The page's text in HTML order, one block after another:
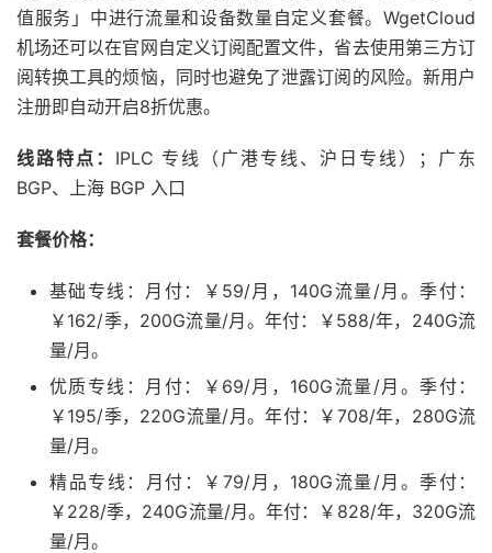
值服务」中进行流量和设备数量自定义套餐。WgetCloud
机场还可以在官网自定义订阅配置文件，省去使用第三方订
阅转换工具的烦恼，同时也避免了泄露订阅的风险。新用户
注册即自动开启8折优惠。
线路特点： IPLC 专线（广港专线、沪日专线）；广东
BGP、上海 BGP 入口
套餐价格：
基础专线：月付：￥59/月，140G流量/月。季付：
￥162/季，200G流量/月。年付：￥588/年，240G流
量/月。
优质专线：月付：￥69/月，160G流量/月。季付：
￥195/季，220G流量/月。年付：￥708/年，280G流
量/月。
精品专线：月付：￥79/月，180G流量/月。季付：
￥228/季，240G流量/月。年付：￥828/年，320G流
量/月。